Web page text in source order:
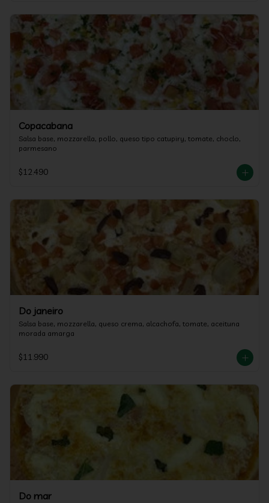
Copacabana
Salsa base, mozzarella, pollo, queso tipo catupiry, tomate, choclo,
parmesano
$12.490
Do janeiro
Salsa base, mozzarella, queso crema, alcachofa, tomate, aceituna
morada amarga
$11.990
Do mar